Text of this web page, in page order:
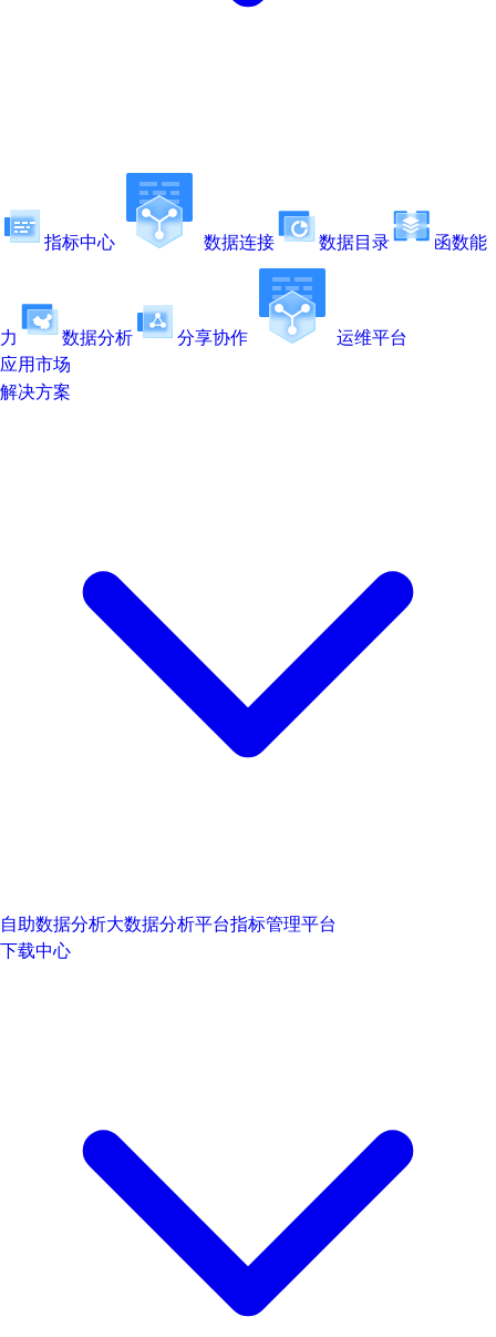
指标中心 数据连接 数据目录 函数能
力 数据分析 分享协作 运维平台
应用市场
解决方案
自助数据分析大数据分析平台指标管理平台
下载中心